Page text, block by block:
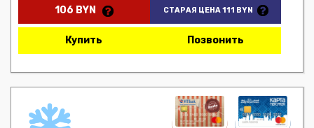
106 BYN СТАРАЯ ЦЕНА 111 BYN
Купить Позвонить